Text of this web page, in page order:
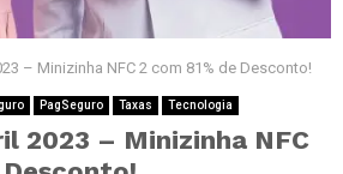
– Minizinha NFC 2 com 81% de Desconto!
PagSeguro Taxas Tecnologia
2023 – Minizinha NFC